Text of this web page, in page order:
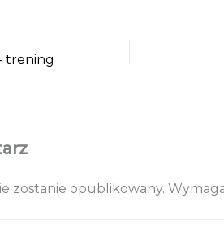
trening
zostanie opublikowany.